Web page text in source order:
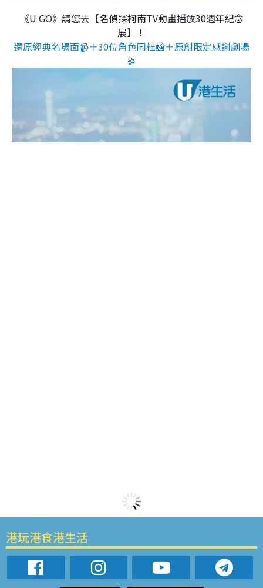
《U GO》請您去【名偵探柯南TV動畫播放30週年紀念
展】！
還原經典名場面📹＋30位角色同框📸＋原創限定感謝劇場
🍿
港玩港食港生活